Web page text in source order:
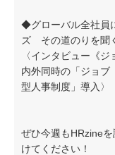
◆グローバル全社員
ズ その道のりを聞
〈インタビュー《
内外同時の「ジョブ
型人事制度」導入〉
ぜひ今週もHRzine
けてください！